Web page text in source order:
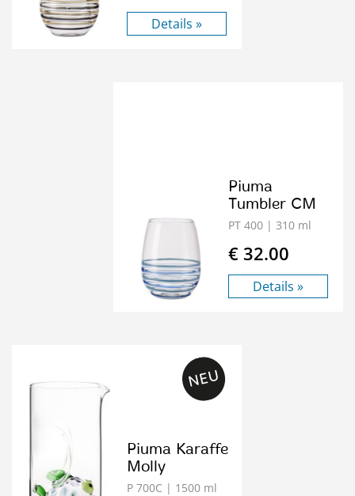
Details »
Piuma
Tumbler CM
PT 400 | 310 ml
€ 32.00
Details »
Piuma Karaffe
Molly
P 700C | 1500 ml